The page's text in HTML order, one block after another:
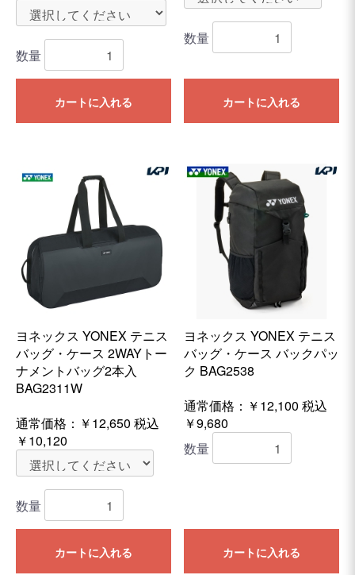
数量
カートに入れる
数量
カートに入れる
ヨネックス YONEX テニス
バッグ・ケース 2WAYトー
ナメントバッグ2本入
BAG2311W
通常価格： ￥12,650 税込
￥10,120
数量
カートに入れる
ヨネックス YONEX テニス
バッグ・ケース バックパッ
ク BAG2538
通常価格：￥12,100 税込
￥9,680
数量
カートに入れる